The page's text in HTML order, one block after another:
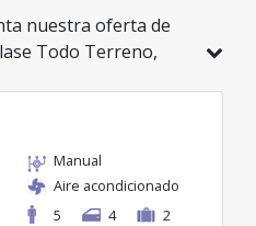
nuestra oferta de
Todo Terreno,
con tarifas
día. Manual
Aire acondicionado
5
4 2